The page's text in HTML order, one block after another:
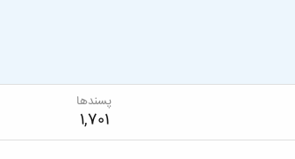
پسندها
1,701